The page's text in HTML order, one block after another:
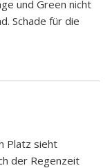
und Green nicht
Schade für die
Platz sieht
der Regenzeit